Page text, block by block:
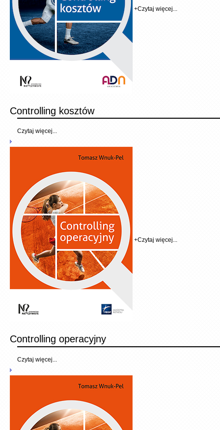
+Czytaj więcej...
Controlling kosztów
Czytaj więcej...
+Czytaj więcej...
Controlling operacyjny
Czytaj więcej...